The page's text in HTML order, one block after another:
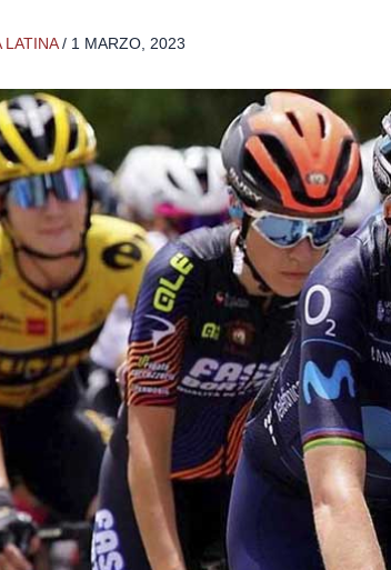
LATINA/ 1 MARZO, 2023